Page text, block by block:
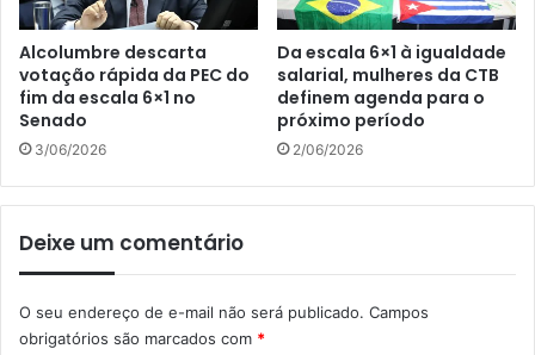
Alcolumbre descarta
votação rápida da PEC do
fim da escala 6×1 no
Senado
3/06/2026
Da escala 6×1 à igualdade
salarial, mulheres da CTB
definem agenda para o
próximo período
2/06/2026
Deixe um comentário
O seu endereço de e-mail não será publicado. Campos
obrigatórios são marcados com *